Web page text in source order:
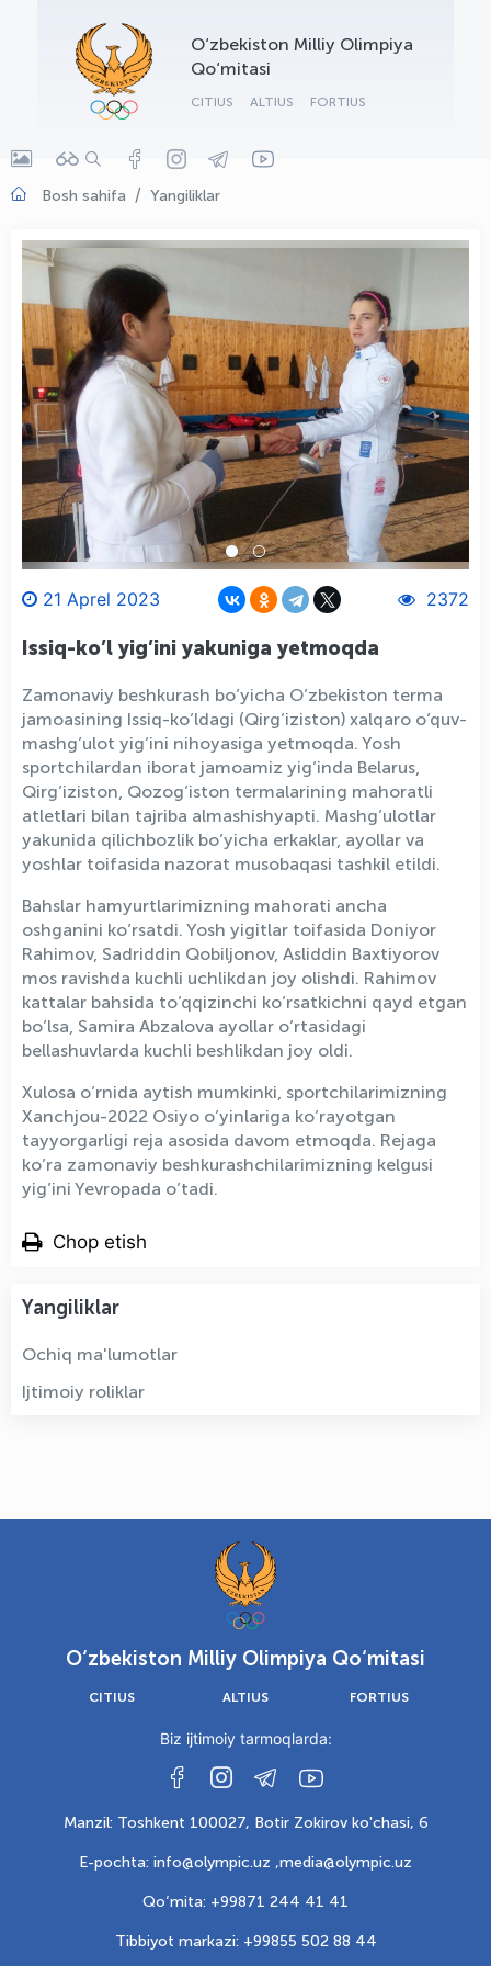
O‘zbekiston Milliy Olimpiya
Qo‘mitasi
CITIUS ALTIUS FORTIUS
Bosh sahifa Yangiliklar
21 Aprel 2023 2372
Issiq-ko’l yig’ini yakuniga yetmoqda
Zamonaviy beshkurash bo’yicha O’zbekiston terma
jamoasining Issiq-ko’ldagi (Qirg’iziston) xalqaro o’quv-
mashg’ulot yig’ini nihoyasiga yetmoqda. Yosh
sportchilardan iborat jamoamiz yig’inda Belarus,
Qirg’iziston, Qozog’iston termalarining mahoratli
atletlari bilan tajriba almashishyapti. Mashg’ulotlar
yakunida qilichbozlik bo’yicha erkaklar, ayollar va
yoshlar toifasida nazorat musobaqasi tashkil etildi.
Bahslar hamyurtlarimizning mahorati ancha
oshganini ko’rsatdi. Yosh yigitlar toifasida Doniyor
Rahimov, Sadriddin Qobiljonov, Asliddin Baxtiyorov
mos ravishda kuchli uchlikdan joy olishdi. Rahimov
kattalar bahsida to’qqizinchi ko’rsatkichni qayd etgan
bo’lsa, Samira Abzalova ayollar o’rtasidagi
bellashuvlarda kuchli beshlikdan joy oldi.
Xulosa o’rnida aytish mumkinki, sportchilarimizning
Xanchjou-2022 Osiyo o’yinlariga ko’rayotgan
tayyorgarligi reja asosida davom etmoqda. Rejaga
ko’ra zamonaviy beshkurashchilarimizning kelgusi
yig’ini Yevropada o’tadi.
Chop etish
Yangiliklar
Ochiq ma'lumotlar
Ijtimoiy roliklar
O‘zbekiston Milliy Olimpiya Qo‘mitasi
CITIUS ALTIUS FORTIUS
Biz ijtimoiy tarmoqlarda:
Manzil: Toshkent 100027, Botir Zokirov ko'chasi, 6
E-pochta: info@olympic.uz ,media@olympic.uz
Qo‘mita: +99871 244 41 41
Tibbiyot markazi: +99855 502 88 44
OLYMPCHIK AI - yordamchi
Onlayn · olympic.uz